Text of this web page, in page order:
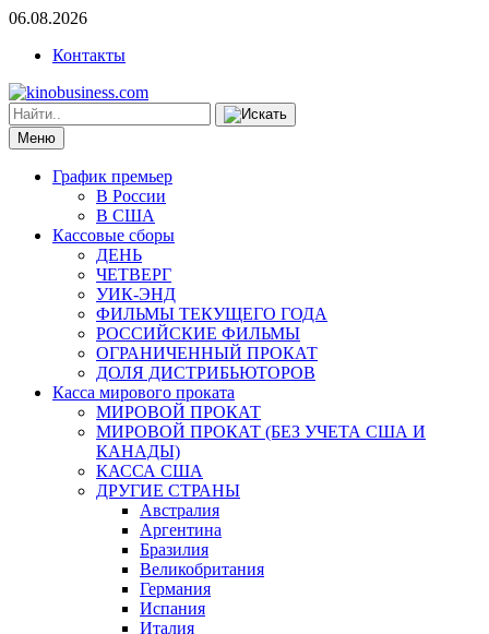
06.08.2026
Контакты
Меню
График премьер
В России
В США
Кассовые сборы
ДЕНЬ
ЧЕТВЕРГ
УИК-ЭНД
ФИЛЬМЫ ТЕКУЩЕГО ГОДА
РОССИЙСКИЕ ФИЛЬМЫ
ОГРАНИЧЕННЫЙ ПРОКАТ
ДОЛЯ ДИСТРИБЬЮТОРОВ
Касса мирового проката
МИРОВОЙ ПРОКАТ
МИРОВОЙ ПРОКАТ (БЕЗ УЧЕТА США И
КАНАДЫ)
КАССА США
ДРУГИЕ СТРАНЫ
Австралия
Аргентина
Бразилия
Великобритания
Германия
Испания
Италия